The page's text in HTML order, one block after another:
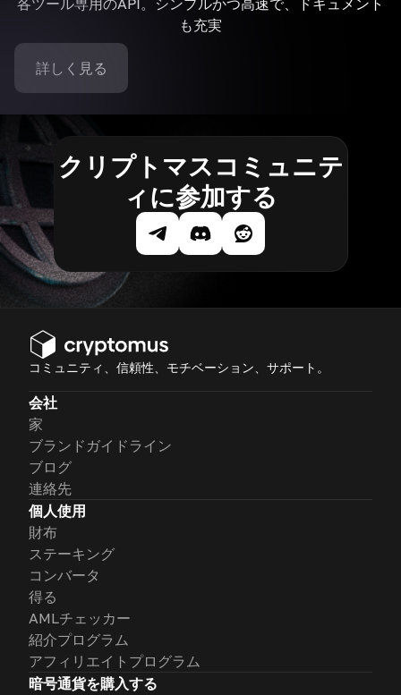
各ツール専用のAPI。シンプルかつ高速で、ドキュメント
も充実
詳しく見る
クリプトマスコミュニテ
ィに参加する
コミュニティ、信頼性、モチベーション、サポート。
会社
家
ブランドガイドライン
ブログ
連絡先
個人使用
財布
ステーキング
コンバータ
得る
AMLチェッカー
紹介プログラム
アフィリエイトプログラム
暗号通貨を購入する